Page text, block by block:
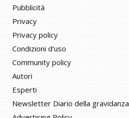
Pubblicità
Privacy
Privacy policy
Condizioni d'uso
Community policy
Autori
Esperti
Newsletter Diario della gravidanza